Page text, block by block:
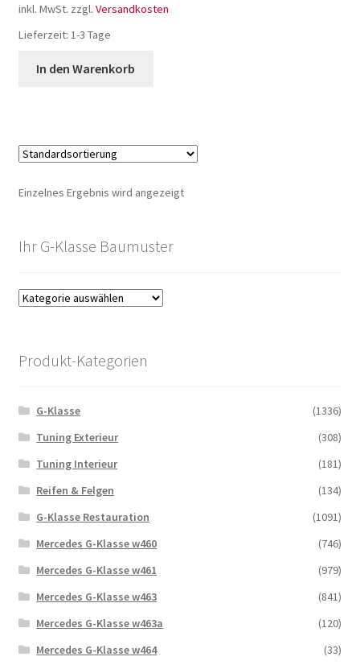
inkl. MwSt. zzgl. Versandkosten
Lieferzeit: 1-3 Tage
In den Warenkorb
Einzelnes Ergebnis wird angezeigt
Ihr G-Klasse Baumuster
Produkt-Kategorien
G-Klasse
(1336)
Tuning Exterieur
(308)
Tuning Interieur
(181)
Reifen & Felgen
(134)
G-Klasse Restauration
(1091)
Mercedes G-Klasse w460
(746)
Mercedes G-Klasse w461
(979)
Mercedes G-Klasse w463
(841)
Mercedes G-Klasse w463a
(120)
Mercedes G-Klasse w464
(33)